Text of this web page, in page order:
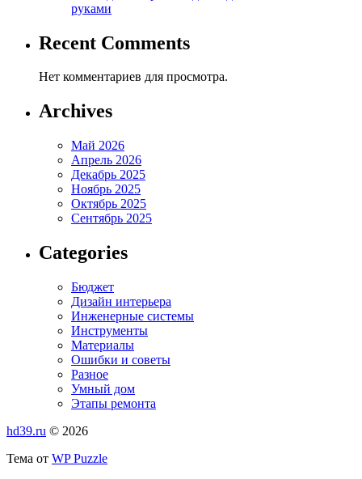
руками
Recent Comments
Нет комментариев для просмотра.
Archives
Май 2026
Апрель 2026
Декабрь 2025
Ноябрь 2025
Октябрь 2025
Сентябрь 2025
Categories
Бюджет
Дизайн интерьера
Инженерные системы
Инструменты
Материалы
Ошибки и советы
Разное
Умный дом
Этапы ремонта
hd39.ru © 2026
Тема от WP Puzzle